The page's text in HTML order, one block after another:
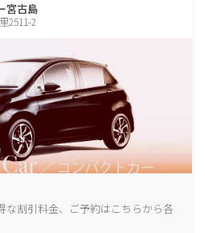
宮古島
2511-2
な割引料金、ご予約はこちらから各